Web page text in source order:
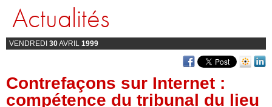
Actualités
VENDREDI 30AVRIL 1999
Contrefaçons sur Internet :
compétence du tribunal du lieu